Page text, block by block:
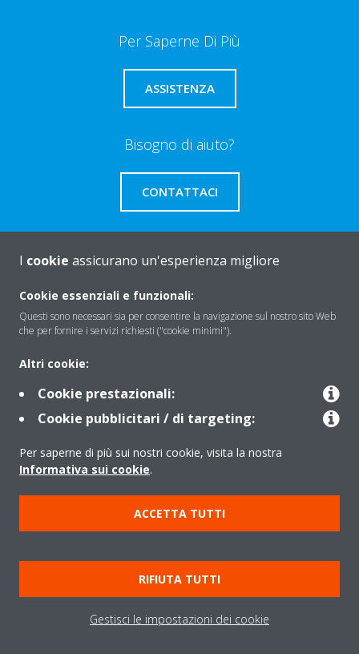
Per Saperne Di Più
ASSISTENZA
Bisogno di aiuto?
CONTATTACI
About Daikin
Products
Copyright © Daikin
Note legali
Informativa sui cookie
Informativa sulla privacy
Etica aziendale
Data Act
I cookie assicurano un'esperienza migliore
Cookie essenziali e funzionali:
Questi sono necessari sia per consentire la navigazione sul nostro sito Web
che per fornire i servizi richiesti ("cookie minimi").
Altri cookie:
Cookie prestazionali:
Cookie pubblicitari / di targeting:
Per saperne di più sui nostri cookie, visita la nostra
Informativa sui cookie.
ACCETTA TUTTI
RIFIUTA TUTTI
Gestisci le impostazioni dei cookie